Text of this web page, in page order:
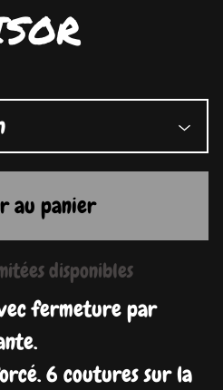
au panier
disponibles
fermeture par
6 coutures sur la